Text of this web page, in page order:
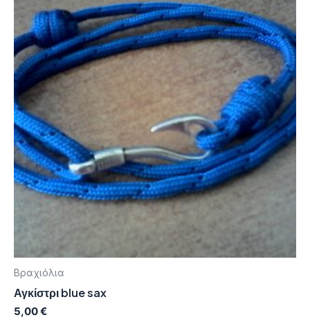
Βραχιόλια
Αγκίστρι blue sax
5,00€